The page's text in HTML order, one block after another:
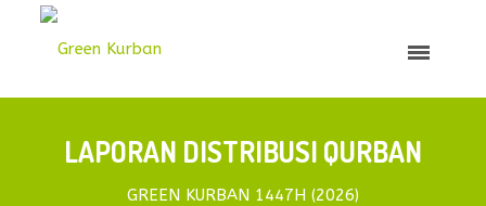
LAPORAN DISTRIBUSI QURBAN
GREEN KURBAN 1447H (2026)